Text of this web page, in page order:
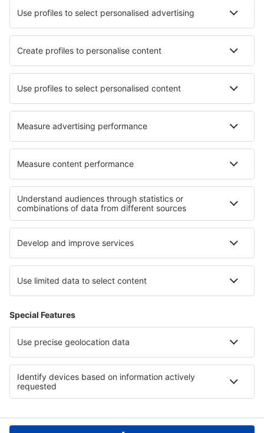
Hotels in Langenwang Hotels in Seron
Hotels in Melegis Hotels in Hegyhátszentjakab
Hotels in Serrilla Hotels Heggje
Hotels auf den Kanalinseln Hotels in England
Hotels in Scotland Hotels an der Schwarzmeerküste
Hotels in Mariapfarr -Mauterndorf
Hotels in Western Transdanubia
Hotels in Delaware Beaches